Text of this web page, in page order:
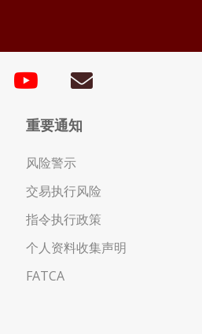
重要通知
风险警示
交易执行风险
指令执行政策
个人资料收集声明
FATCA